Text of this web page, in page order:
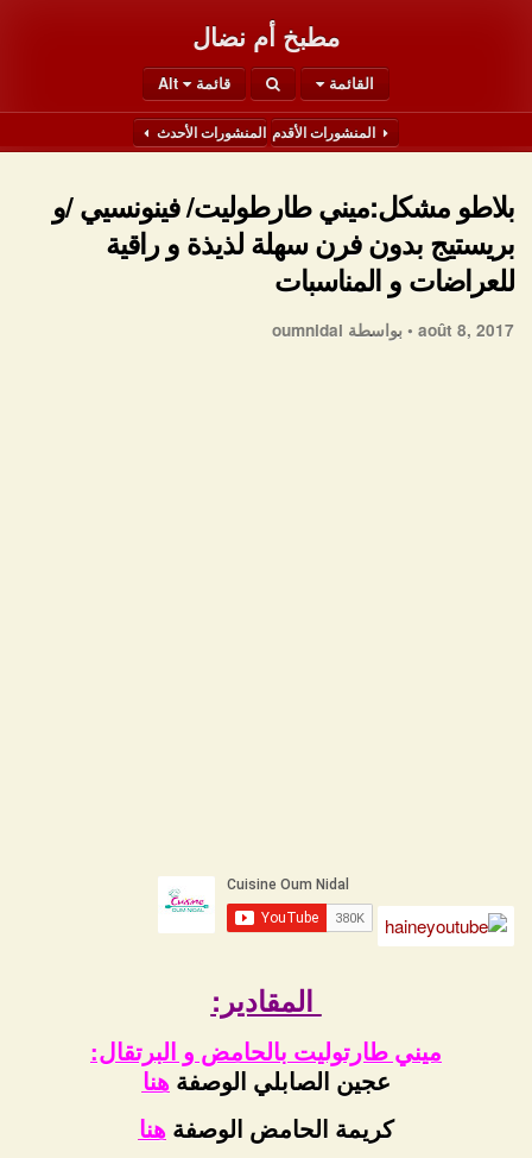
مطبخ أم نضال
القائمة قائمة Alt
المنشورات الأقدم المنشورات الأحدث
بلاطو مشكل:ميني طارطوليت/ فينونسيي /و
بريستيج بدون فرن سهلة لذيذة و راقية
للعراضات و المناسبات
août 8, 2017 • بواسطة oumnidal
المقادير:
ميني طارتوليت بالحامض و البرتقال:
عجين الصابلي الوصفةهنا
كريمة الحامض الوصفةهنا